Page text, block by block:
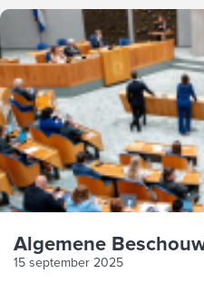
Algemene
15 september 2025